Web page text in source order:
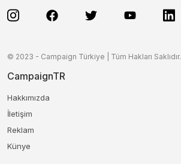
© 2023 - Campaign Türkiye | Tüm Hakları Saklıdır.
CampaignTR
Hakkımızda
İletişim
Reklam
Künye